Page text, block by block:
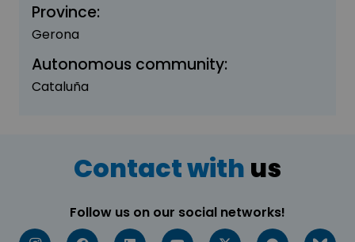
Province:
Gerona
Autonomous community:
Cataluña
Contact with us
Follow us on our social networks!